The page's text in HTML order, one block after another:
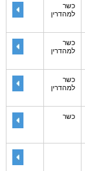
כשר
למהדרין
כשר
למהדרין
כשר
למהדרין
כשר